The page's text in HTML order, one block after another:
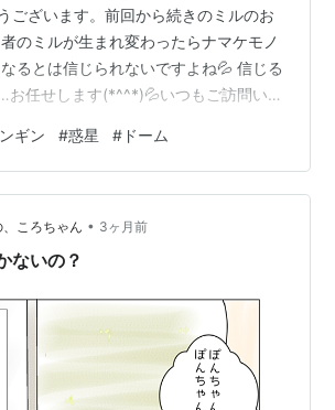
ございます。前回から続きのミルのお
のミルが生まれ変わったらナマケモノ
るとは信じられないですよね💦 信じる
お任せします(*^^*)💦いつもご訪問いた
ギン #惑星 # ドーム
、ころちゃん • 3ヶ月前
ないの？